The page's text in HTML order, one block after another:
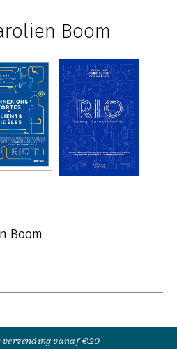
Boom
Boom
verzending vanaf €20